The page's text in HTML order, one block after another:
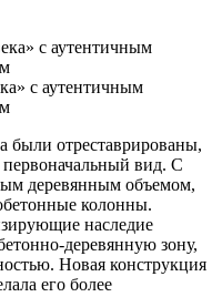
с аутентичным
были отреставрированы,
первоначальный вид. С
деревянным объемом,
колонны.
наследие
деревянную зону,
Новая конструкция
его более